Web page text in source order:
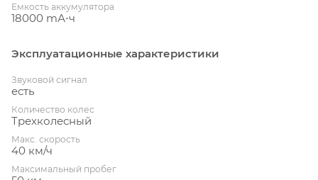
Емкость аккумулятора
18000 mА⋅ч
Эксплуатационные характеристики
Звуковой сигнал
есть
Количество колес
Трехколесный
Макс. скорость
40 км/ч
Максимальный пробег